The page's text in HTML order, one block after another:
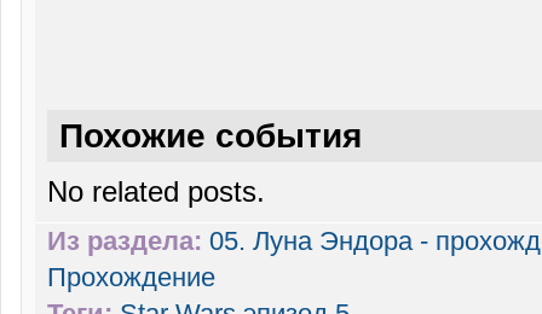
Похожие события
No related posts.
Из раздела: 05. Луна Эндора -
Прохождение